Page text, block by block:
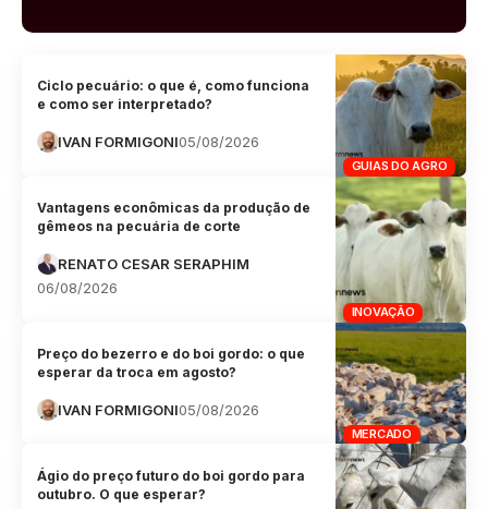
GUIAS DO AGRO
Ciclo pecuário: o que é, como funciona
e como ser interpretado?
IVAN FORMIGONI05/08/2026
INOVAÇÃO
Vantagens econômicas da produção de
gêmeos na pecuária de corte
RENATO CESAR SERAPHIM
06/08/2026
MERCADO
Preço do bezerro e do boi gordo: o que
esperar da troca em agosto?
IVAN FORMIGONI05/08/2026
Ágio do preço futuro do boi gordo para
outubro. O que esperar?